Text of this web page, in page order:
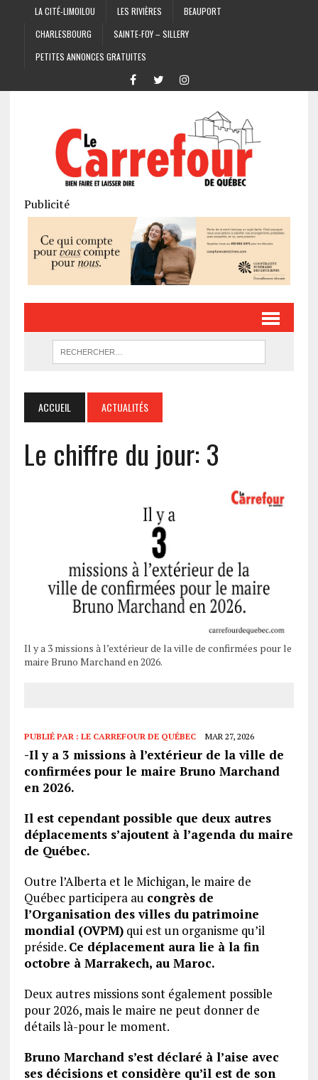
LA CITÉ-LIMOILOU LES RIVIÈRES
BEAUPORT
CHARLESBOURG
SAINTE-FOY – SILLERY
PETITES ANNONCES GRATUITES
Publicité
ACCUEIL ACTUALITÉS
Le chiffre du jour: 3
Il y a 3 missions à l’extérieur de la ville de confirmées pour le
maire Bruno Marchand en 2026.
PUBLIÉ PAR : LE CARREFOUR DE QUÉBEC MAR 27, 2026
-Il y a 3 missions à l’extérieur de la ville de
confirmées pour le maire Bruno Marchand
en 2026.
Il est cependant possible que deux autres
déplacements s’ajoutent à l’agenda du maire
de Québec.
Outre l’Alberta et le Michigan, le maire de
Québec participera au congrès de
l’Organisation des villes du patrimoine
mondial (OVPM)qui est un organisme qu’il
préside. Ce déplacement aura lie à la fin
octobre à Marrakech, au Maroc.
Deux autres missions sont également possible
pour 2026, mais le maire ne peut donner de
détails là-pour le moment.
Bruno Marchand s’est déclaré à l’aise avec
ses décisions et considère qu’il est de son